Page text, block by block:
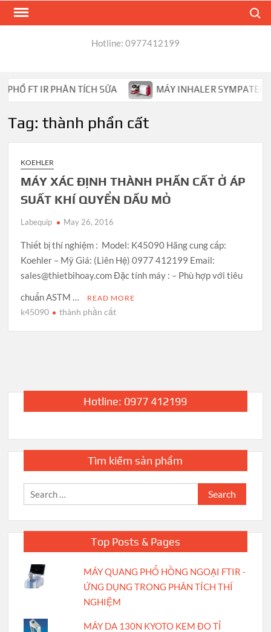
Skip
Hotline: 0977412199
FT IR PHÂN TÍCH SỮA MÁY INHALER SYMPATEC
Tag:thành phần cất
KOEHLER
MÁY XÁC ĐỊNH THÀNH PHẦN CẤT Ở ÁP
SUẤT KHÍ QUYỂN DẦU MỎ
Labequip May 26, 2016
Thiết bị thí nghiệm : Model: K45090 Hãng cung cấp:
Koehler – Mỹ Giá: (Liên Hệ) 0977 412199 Email:
sales@thietbihoay.com Đặc tính máy : – Phù hợp với tiêu
chuẩn ASTM …
READ MORE
k45090 thành phần cất
Hotline: 0977 412199
Tìm kiếm sản phẩm
Search
for:
Top Posts & Pages
MÁY QUANG PHỔ HỒNG NGOẠI FTIR -
ỨNG DỤNG TRONG PHÂN TÍCH THÍ
NGHIỆM
MÁY DA 130N KYOTO KEM ĐO TỈ